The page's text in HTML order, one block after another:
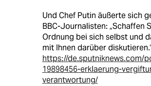
Und Chef Putin äußerte sich
BBC-Journalisten: „Schaffen
Ordnung bei sich selbst und
mit Ihnen darüber
https://de.sputniknews.com/
19898456-erklaerung-
verantwortung/